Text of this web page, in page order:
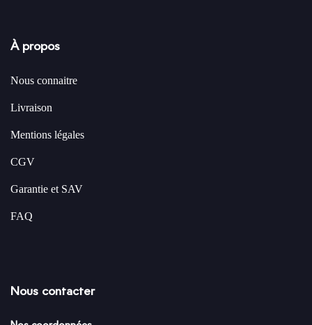
À propos
Nous connaitre
Livraison
Mentions légales
CGV
Garantie et SAV
FAQ
Nous contacter